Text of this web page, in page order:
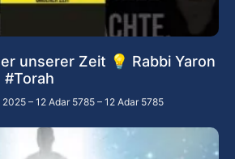
unserer Zeit 💡 Rabbi Yaron
– 12 Adar 5785 – 12 Adar 5785